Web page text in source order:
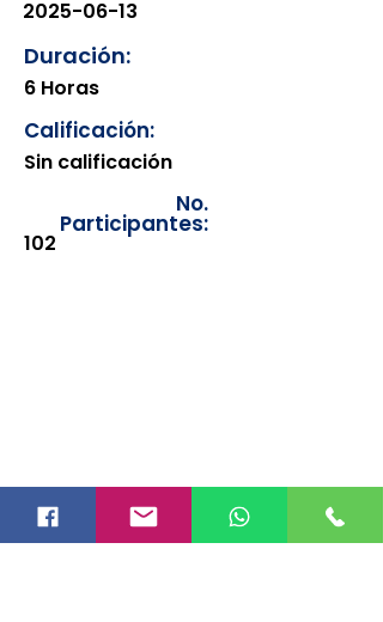
2025-06-13
Duración:
6 Horas
Calificación:
Sin calificación
No.
Participantes:
102
correspondientes del año en
curso. Si requiere consultar una
constancia de años anteriores, le